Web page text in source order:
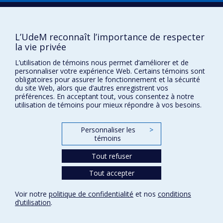
d’arbovirus fondée par une approche de
2. Prévision des maladies infectieuses et
modélisation spatio-temporelle
Je m’intéresse à l’application de méthodes de
prévisions et l’utilisation de flux de données pour
estimer les fardeaux de maladies, et plus
récemment à l’exploration des méthodes
méthodes spatio-temporelles pour comprendre
les patrons d’émergences des maladies et de
leurs déterminants, ainsi que d’identifier les
régions et les périodes de temps à risques.
climatiques sur les maladies à transmission
Conditions d’utilisation
L’UdeM reconnaît l’importance de respecter
la vie privée
L’utilisation de témoins nous permet d’améliorer et de
personnaliser votre expérience Web. Certains témoins sont
obligatoires pour assurer le fonctionnement et la sécurité
du site Web, alors que d’autres enregistrent vos
préférences. En acceptant tout, vous consentez à notre
utilisation de témoins pour mieux répondre à vos besoins.
Personnaliser les
témoins
>
Tout refuser
Tout accepter
Voir notre politique de confidentialité et nos conditions
d’utilisation.